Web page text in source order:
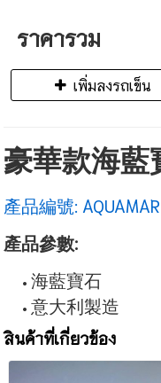
ราคารวม
เพิ่มลงรถเข็น
豪華款海藍
產品編號:
產品參數:
海藍寶石
意大利製造
สินค้าที่เกี่ยวข้อง